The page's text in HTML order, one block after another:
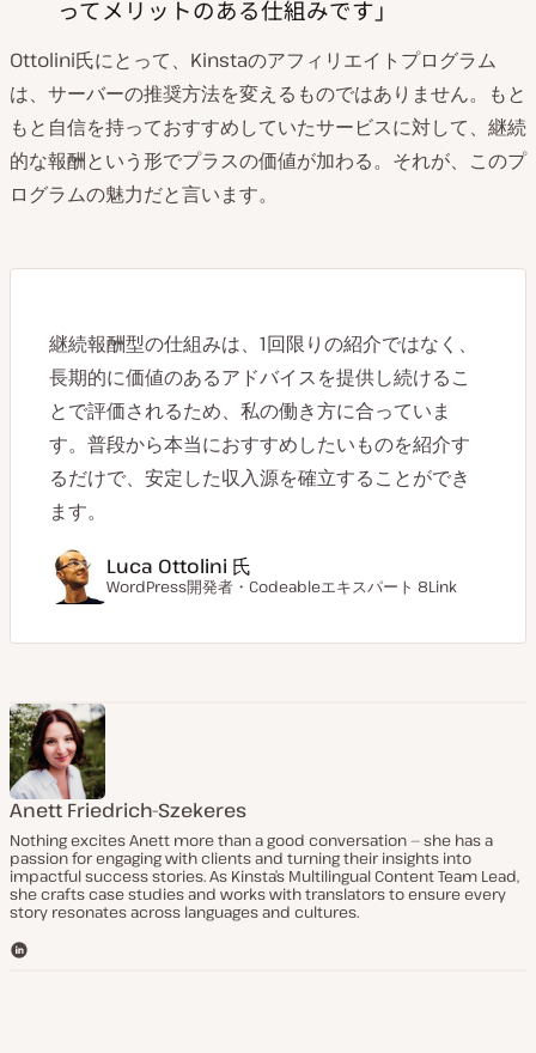
ってメリットのある仕組みです
Ottolini氏にとって、Kinstaのアフィリエイトプログラム
は、サーバーの推奨方法を変えるものではありません。もと
もと自信を持っておすすめしていたサービスに対して、継続
的な報酬という形でプラスの価値が加わる。それが、このプ
ログラムの魅力だと言います。
継続報酬型の仕組みは、1回限りの紹介ではなく、
長期的に価値のあるアドバイスを提供し続けるこ
とで評価されるため、私の働き方に合っていま
す。普段から本当におすすめしたいものを紹介す
るだけで、安定した収入源を確立することができ
ます。
Luca Ottolini 氏
WordPress開発者・Codeableエキスパート 8Link
Anett Friedrich-Szekeres
Nothing excites Anett more than a good conversation — she has a
passion for engaging with clients and turning their insights into
impactful success stories. As Kinsta’s Multilingual Content Team Lead,
she crafts case studies and works with translators to ensure every
story resonates across languages and cultures.
L